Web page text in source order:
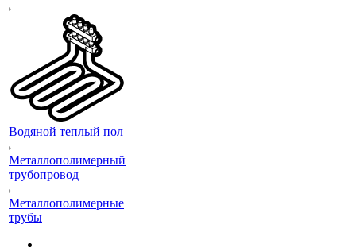
Водяной теплый пол
Металлополимерный
трубопровод
Металлополимерные
трубы